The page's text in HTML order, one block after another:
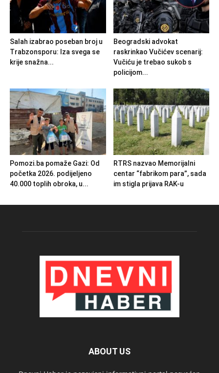
Salah izabrao poseban broj u
Trabzonsporu: Iza svega se
krije snažna...
Beogradski advokat
raskrinkao Vučićev scenarij:
Vučiću je trebao sukob s
policijom...
Pomozi.ba pomaže Gazi: Od
početka 2026. podijeljeno
40.000 toplih obroka, u...
RTRS nazvao Memorijalni
centar “fabrikom para”, sada
im stigla prijava RAK-u
ABOUT US